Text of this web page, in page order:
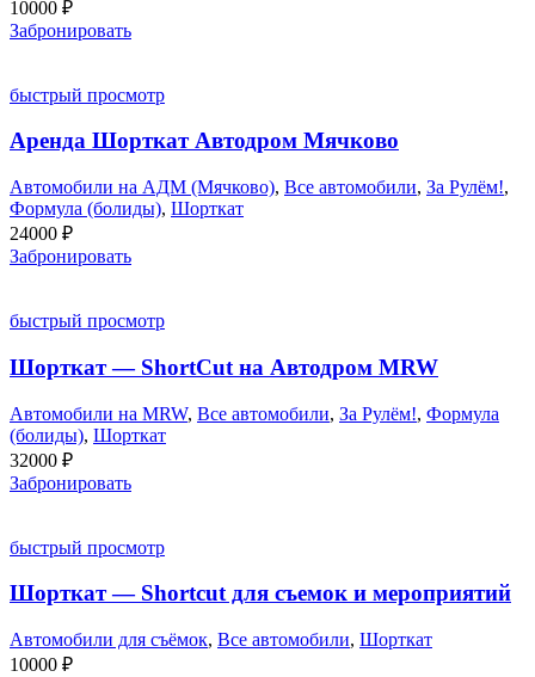
10000 ₽
Забронировать
быстрый просмотр
Аренда Шорткат Автодром Мячково
Автомобили на АДМ (Мячково), Все автомобили, За Рулём!,
Формула (болиды), Шорткат
24000 ₽
Забронировать
быстрый просмотр
Шорткат — ShortCut на Автодром MRW
Автомобили на MRW, Все автомобили, За Рулём!, Формула
(болиды), Шорткат
32000 ₽
Забронировать
быстрый просмотр
Шорткат — Shortcut для съемок и мероприятий
Автомобили для съёмок, Все автомобили, Шорткат
10000 ₽